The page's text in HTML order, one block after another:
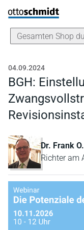
Direkt zum Inhalt
04.09.2024
BGH:
Dr. Frank
Richter am